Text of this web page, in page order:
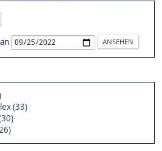
an
(33)